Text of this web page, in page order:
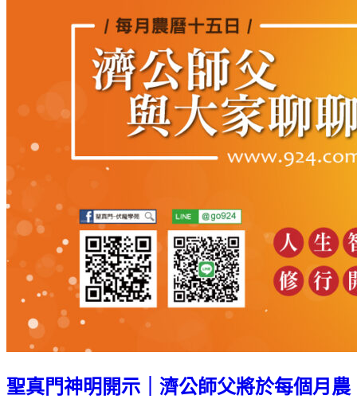
聖真門神明開示｜濟公師父將於每個月農